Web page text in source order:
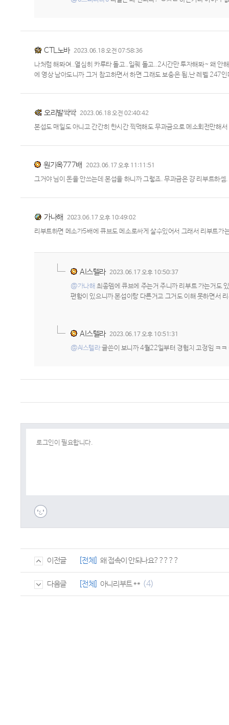
CTL노바 2023.06.18 오전 07:58:36
나처럼 해봐여..열심히 카루타 돌고..일퀘 돌고..2시간만 투자해봐~ 왜
에 영상 남아도니까 그거 참고하면서 하면 그래도 보충은 됨,난 레벨 247
오리발싹싹 2023.06.18 오전 02:40:42
본섭도 매일도 아니고 간간히 한시간 찍먹해도 무과금으로 메소회전만해
원기옥777배 2023.06.17 오후 11:11:51
그거야 님이 돈을 안쓰는데 본섭을 하니까 그렇죠. 무과금은 걍 리부트하셈
가나해 2023.06.17 오후 10:49:02
리부트하면 메소가5배에 큐브도 메소로싸게 살수있어서 그래서 리부트가
AI스텔라 2023.06.17 오후 10:50:37
@가나해 최종뎀에 큐브에 주는거 주니까 리부트 가는거도
편함이 있으니까 본섭이랑 다른거고 그거도 이해 못하면서
AI스텔라 2023.06.17 오후 10:51:31
@AI스텔라글쓴이 보니까 4월22일부터 경험치 고정임 ㅋㅋ
이전글 [전체] 왜 접속이 안되나요?????
다음글 [전체] 아니리부트 ** (4)